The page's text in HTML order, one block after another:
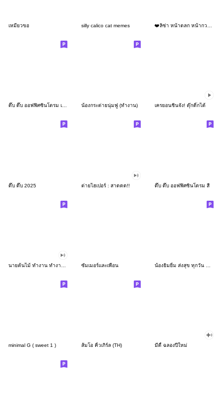
เหมียวขอ silly calico cat memes
ดึ๊บ ดึ๊บ ออฟฟิศซินโดรม เก้า น้องกระต่ายนุ่มฟู (ทำงาน) เครยอนชินจัง! ดุ๊กดิ๊กได้
ดึ๊บ ดึ๊บ 2025 ต่ายไฮเปอร์ : สาดดด!! ดึ๊บ ดึ๊บ ออฟฟิศซินโดรม สี่
ซัมเมอร์และเพื่อน
minimal G ( sweet 1 ) ส้มโอ คิ้วเกิร์ล (TH) มีดี้ ฉลองปีใหม่